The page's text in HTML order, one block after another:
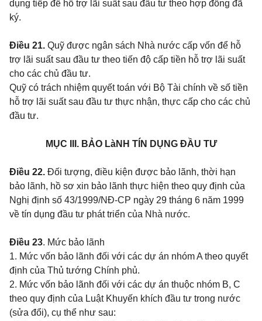
dụng tiếp để hỗ trợ lãi suất sau đầu tư theo hợp đồng đã
ký.
Điều 21. Quỹ được ngân sách Nhà nước cấp vốn để hỗ
trợ lãi suất sau đầu tư theo tiến độ cấp tiền hỗ trợ lãi suất
cho các chủ đầu tư.
Quỹ có trách nhiệm quyết toán với Bộ Tài chính về số tiền
hỗ trợ lãi suất sau đầu tư thực nhận, thực cấp cho các chủ
đầu tư.
MỤC III. BẢO LàNH TÍN DỤNG ĐẦU TƯ
Điều 22. Đối tượng, điều kiện được bảo lãnh, thời hạn
bảo lãnh, hồ sơ xin bảo lãnh thực hiện theo quy định của
Nghị định số 43/1999/NĐ-CP ngày 29 tháng 6 năm 1999
về tín dụng đầu tư phát triển của Nhà nước.
Điều 23. Mức bảo lãnh
1. Mức vốn bảo lãnh đối với các dự án nhóm A theo quyết
định của Thủ tướng Chính phủ.
2. Mức vốn bảo lãnh đối với các dự án thuộc nhóm B, C
theo quy định của Luật Khuyến khích đầu tư trong nước
(sửa đổi), cụ thể như sau: